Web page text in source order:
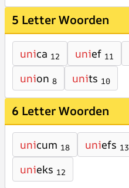
5 Letter Woorden
unica 12 unief 11
union 8 units 10
6 Letter Woorden
unicum 18 uniefs 13
unieks 12